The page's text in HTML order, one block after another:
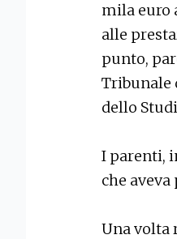
mila euro
alle
punto,
Tribunale
dello
I parenti,
che
Una volta